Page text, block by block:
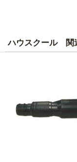
ハウスクール 関